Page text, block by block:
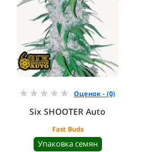
Оценок - (0)
Six SHOOTER Auto
Fast Buds
Упаковка семян